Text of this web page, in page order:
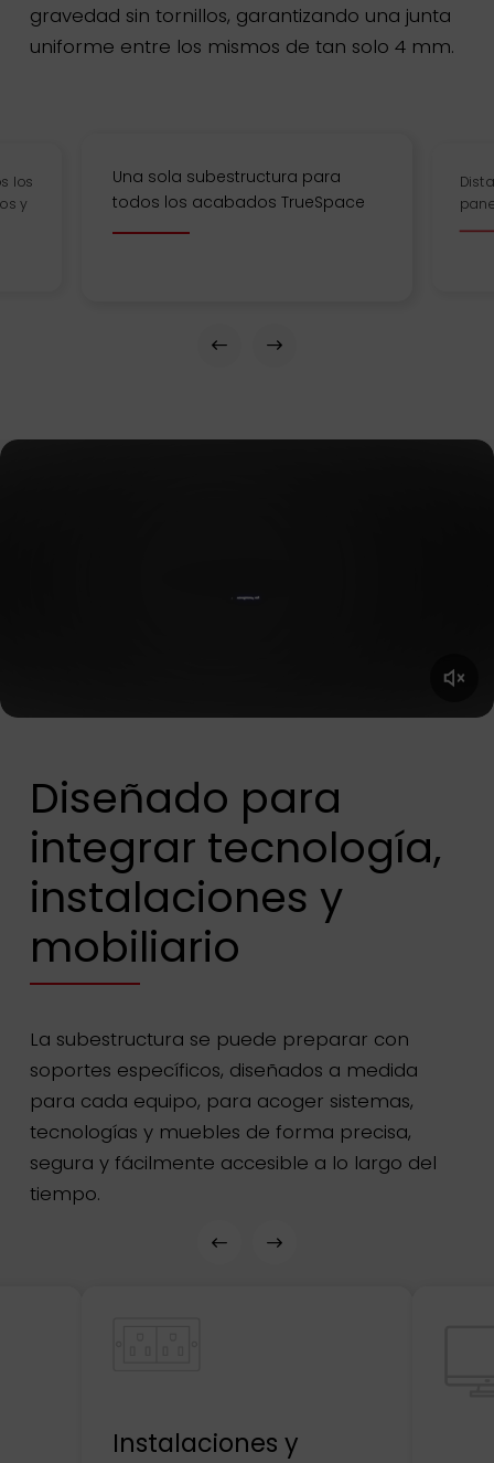
gravedad sin tornillos, garantizando una junta
uniforme entre los mismos de tan solo 4 mm.
los
y
Una sola subestructura para
todos los acabados TrueSpace
Diseñado para
integrar tecnología,
instalaciones y
mobiliario
La subestructura se puede preparar con
soportes específicos, diseñados a medida
para cada equipo, para acoger sistemas,
tecnologías y muebles de forma precisa,
segura y fácilmente accesible a lo largo del
tiempo.
Instalaciones y